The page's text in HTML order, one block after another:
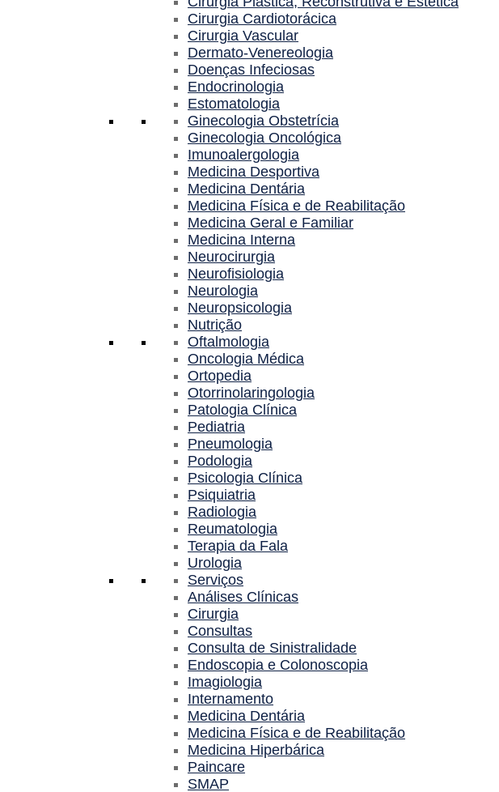
Cirurgia Cardiotorácica
Cirurgia Vascular
Dermato-Venereologia
Doenças Infeciosas
Endocrinologia
Estomatologia
Ginecologia Obstetrícia
Ginecologia Oncológica
Imunoalergologia
Medicina Desportiva
Medicina Dentária
Medicina Física e de Reabilitação
Medicina Geral e Familiar
Medicina Interna
Neurocirurgia
Neurofisiologia
Neurologia
Neuropsicologia
Nutrição
Oftalmologia
Oncologia Médica
Ortopedia
Otorrinolaringologia
Patologia Clínica
Pediatria
Pneumologia
Podologia
Psicologia Clínica
Psiquiatria
Radiologia
Reumatologia
Terapia da Fala
Urologia
Serviços
Análises Clínicas
Cirurgia
Consultas
Consulta de Sinistralidade
Endoscopia e Colonoscopia
Imagiologia
Internamento
Medicina Dentária
Medicina Física e de Reabilitação
Medicina Hiperbárica
Paincare
SMAP